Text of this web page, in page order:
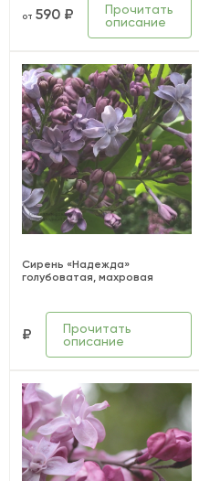
от590 ₽
Прочитать
описание
Сирень «Надежда»
голубоватая, махровая
₽
Прочитать
описание